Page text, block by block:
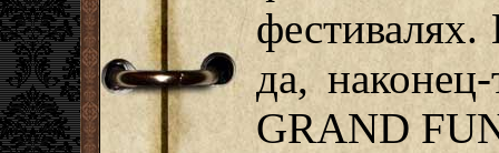
да,
GRAND